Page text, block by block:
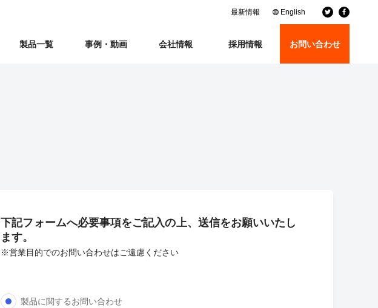
最新情報 English
製品一覧 事例・動画 会社情報 採用情報 お問い合わせ
下記フォームへ必要事項をご記入の上、送信をお願いいたし
ます。
※営業目的でのお問い合わせはご遠慮ください
製品に関するお問い合わせ